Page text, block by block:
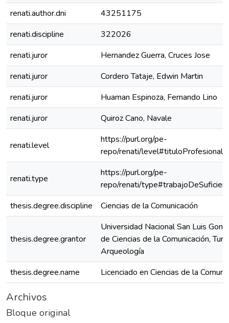
renati.author.dni
43251175
renati.discipline
322026
renati.juror
Hernandez Guerra, Cruces Jose
renati.juror
Cordero Tataje, Edwin Martin
renati.juror
Huaman Espinoza, Fernando Lino
renati.juror
Quiroz Cano, Navale
renati.level
https://purl.org/pe-
repo/renati/level#tituloProfesional
renati.type
https://purl.org/pe-
repo/renati/
thesis.degree.discipline
Ciencias de la Comunicación
thesis.degree.grantor
Universidad Nacional San Luis
de Ciencias de la Comunicación,
Arqueología
thesis.degree.name
Licenciado en Ciencias de la
Archivos
Bloque original